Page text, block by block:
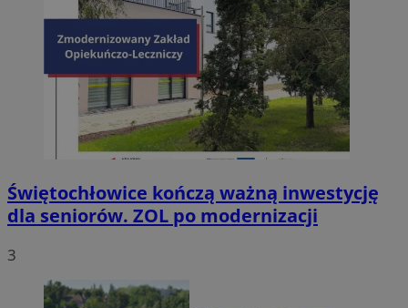
Świętochłowice kończą ważną inwestycję
dla seniorów. ZOL po modernizacji
3